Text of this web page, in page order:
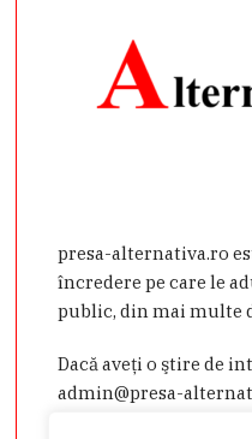
presa-alternativa.ro
încredere pe care le
public, din mai multe
Dacă aveţi o ştire de
admin@presa-